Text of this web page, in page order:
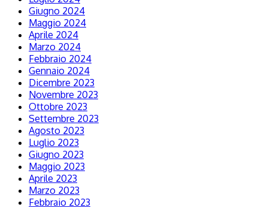
Giugno 2024
Maggio 2024
Aprile 2024
Marzo 2024
Febbraio 2024
Gennaio 2024
Dicembre 2023
Novembre 2023
Ottobre 2023
Settembre 2023
Agosto 2023
Luglio 2023
Giugno 2023
Maggio 2023
Aprile 2023
Marzo 2023
Febbraio 2023